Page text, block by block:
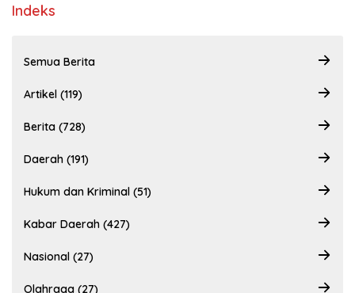
Indeks
Semua Berita
Artikel (119)
Berita (728)
Daerah (191)
Hukum dan Kriminal (51)
Kabar Daerah (427)
Nasional (27)
Olahraga (27)